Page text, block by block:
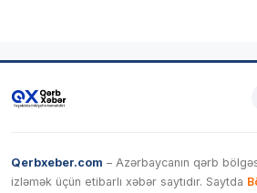
Qerbxeber.com – Azərbaycanın qərb
izləmək üçün etibarlı xəbər saytıdır. Saytda